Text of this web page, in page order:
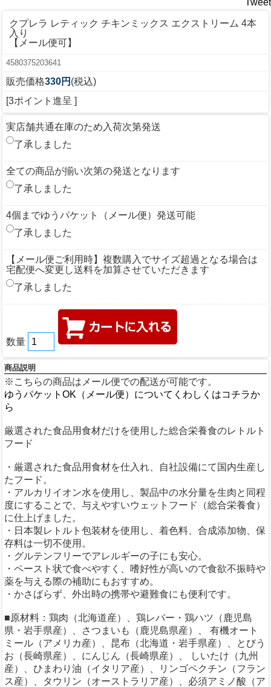
Tweet
クプレラ レティック チキンミックス エクストリーム 4本
入り
【メール便可】
4580375203641
販売価格330円 (税込)
[3ポイント進呈 ]
実店舗共通在庫のため入荷次第発送
了承しました
全ての商品が揃い次第の発送となります
了承しました
4個までゆうパケット（メール便）発送可能
了承しました
【メール便ご利用時】複数購入でサイズ超過となる場合は
宅配便へ変更し送料を加算させていただきます
了承しました
数量
商品説明
※こちらの商品はメール便での配送が可能です。
ゆうパケットOK（メール便）についてくわしくはコチラか
ら
厳選された食品用食材だけを使用した総合栄養食のレトルト
フード
・厳選された食品用食材を仕入れ、自社設備にて国内生産し
たフード。
・アルカリイオン水を使用し、製品中の水分量を生肉と同程
度にすることで、与えやすいウェットフード（総合栄養食）
に仕上げました。
・日本製レトルト包装材を使用し、着色料、合成添加物、保
存料は一切不使用。
・グルテンフリーでアレルギーの子にも安心。
・ペースト状で食べやすく、嗜好性が高いので食欲不振時や
薬を与える際の補助にもおすすめ。
・かさばらず、外出時の携帯や避難食にも便利です。
■原材料：鶏肉（北海道産）、鶏レバー・鶏ハツ（鹿児島
県・岩手県産）、さつまいも（鹿児島県産）、 有機オート
ミール（アメリカ産）、昆布（北海道・岩手県産）、とびう
お（長崎県産）、にんじん（長崎県産）、 しいたけ（九州
産）、ひまわり油（イタリア産）、リンゴペクチン（フラン
ス産）、タウリン（オーストラリア産）、必須アミノ酸（ア